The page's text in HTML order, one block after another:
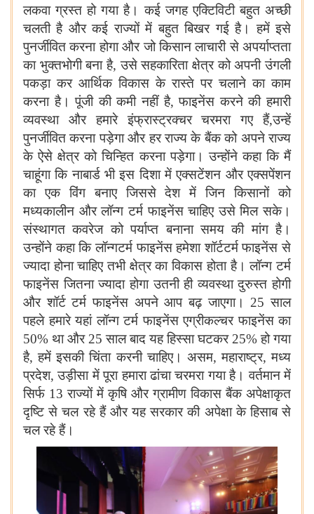
लकवा ग्रस्त हो गया है। कई जगह एक्टिविटी बहुत अच्छी
चलती है और कई राज्यों में बहुत बिखर गई है। हमें इसे
पुनर्जीवित करना होगा और जो किसान लाचारी से अपर्याप्तता
का भुक्तभोगी बना है, उसे सहकारिता क्षेत्र को अपनी उंगली
पकड़ा कर आर्थिक विकास के रास्ते पर चलाने का काम
करना है। पूंजी की कमी नहीं है, फाइनेंस करने की हमारी
व्यवस्था और हमारे इंफ्रास्ट्रक्चर चरमरा गए हैं,उन्हें
पुनर्जीवित करना पड़ेगा और हर राज्य के बैंक को अपने राज्य
के ऐसे क्षेत्र को चिन्हित करना पड़ेगा। उन्होंने कहा कि मैं
चाहूंगा कि नाबार्ड भी इस दिशा में एक्सटेंशन और एक्सपेंशन
का एक विंग बनाए जिससे देश में जिन किसानों को
मध्यकालीन और लॉन्ग टर्म फाइनेंस चाहिए उसे मिल सके।
संस्थागत कवरेज को पर्याप्त बनाना समय की मांग है।
उन्होंने कहा कि लॉन्गटर्म फाइनेंस हमेशा शॉर्टटर्म फाइनेंस से
ज्यादा होना चाहिए तभी क्षेत्र का विकास होता है। लॉन्ग टर्म
फाइनेंस जितना ज्यादा होगा उतनी ही व्यवस्था दुरुस्त होगी
और शॉर्ट टर्म फाइनेंस अपने आप बढ़ जाएगा। 25साल
पहले हमारे यहां लॉन्ग टर्म फाइनेंस एग्रीकल्चर फाइनेंस का
50% था और 25साल बाद यह हिस्सा घटकर 25%हो गया
है, हमें इसकी चिंता करनी चाहिए। असम, महाराष्ट्र, मध्य
प्रदेश, उड़ीसा में पूरा हमारा ढांचा चरमरा गया है। वर्तमान में
सिर्फ 13राज्यों में कृषि और ग्रामीण विकास बैंक अपेक्षाकृत
दृष्टि से चल रहे हैं और यह सरकार की अपेक्षा के हिसाब से
चल रहे हैं।